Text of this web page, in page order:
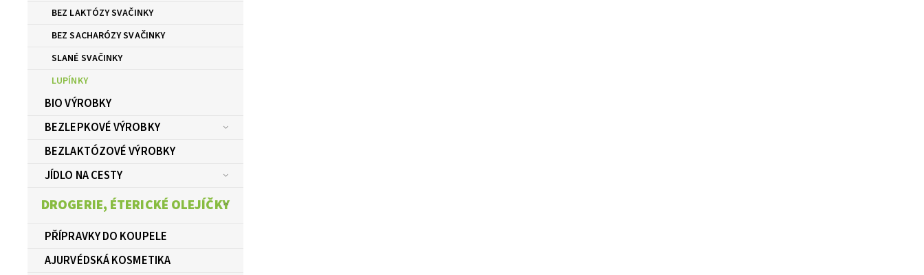
BEZ LAKTÓZY SVAČINKY
BEZ SACHARÓZY SVAČINKY
SLANÉ SVAČINKY
LUPÍNKY
BIO VÝROBKY
BEZLEPKOVÉ VÝROBKY
BEZLAKTÓZOVÉ VÝROBKY
JÍDLO NA CESTY
DROGERIE, ÉTERICKÉ OLEJÍČKY
PŘÍPRAVKY DO KOUPELE
AJURVÉDSKÁ KOSMETIKA